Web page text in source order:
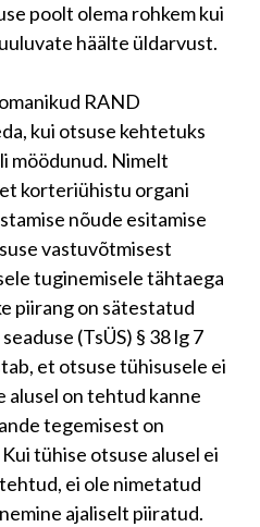
poolt olema rohkem kui
häälte üldarvust.
RAND
kui otsuse kehtetuks
möödunud. Nimelt
korteriühistu organi
nõude esitamise
vastuvõtmisest
tuginemisele tähtaega
piirang on sätestatud
(TsÜS) § 38 lg 7
et otsuse tühisusele ei
alusel on tehtud kanne
tegemisest on
tühise otsuse alusel ei
ei ole nimetatud
ajaliselt piiratud.